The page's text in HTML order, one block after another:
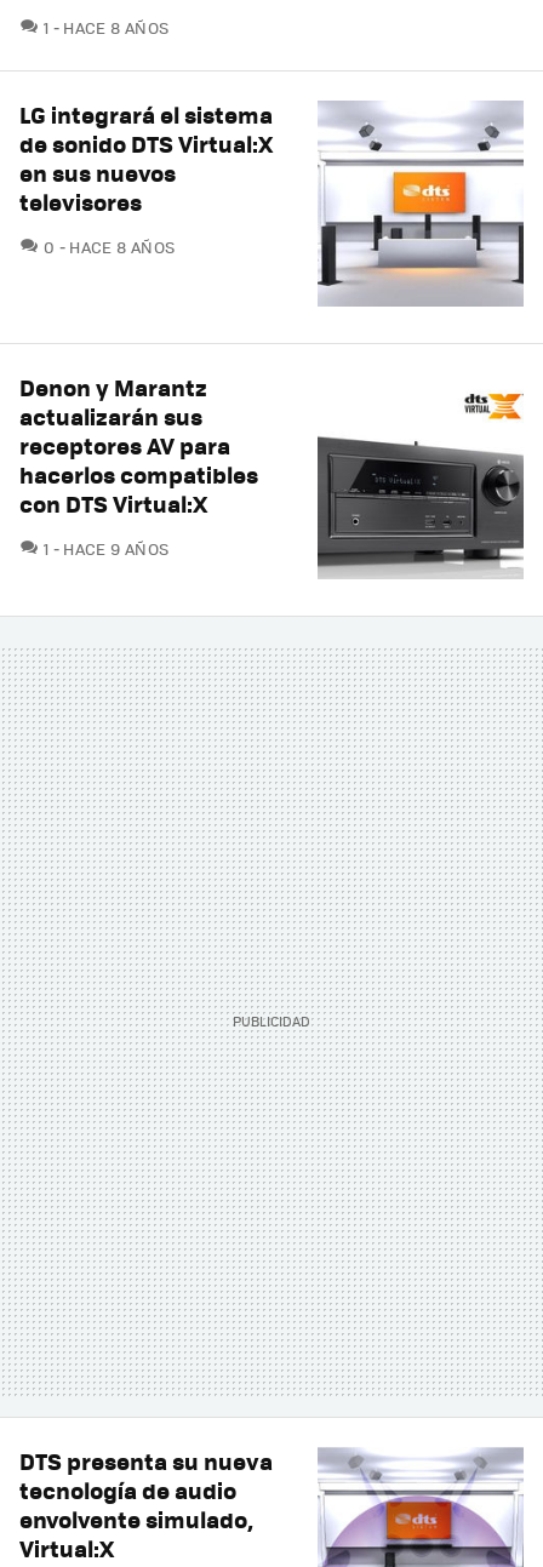
1 COMENTARIOS
HACE 8 AÑOS
LG integrará el sistema
de sonido DTS Virtual:X
en sus nuevos
televisores
0 COMENTARIOS
HACE 8 AÑOS
Denon y Marantz
actualizarán sus
receptores AV para
hacerlos compatibles
con DTS Virtual:X
1 COMENTARIOS
HACE 9 AÑOS
DTS presenta su nueva
tecnología de audio
envolvente simulado,
Virtual:X